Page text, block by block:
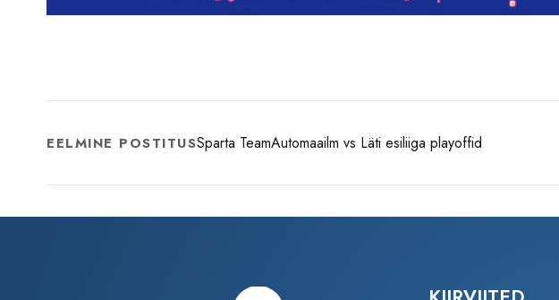
EELMINE POSTITUSSparta TeamAutomaailm vs Läti esiliiga playoffid